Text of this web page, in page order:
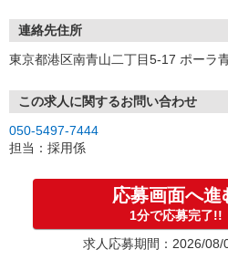
連絡先住所
東京都港区南青山二丁目5-17 ポーラ
この求人に関するお問い合わせ
050-5497-7444
担当：採用係
応募画面へ進
1分で応募完了!!
求人応募期間：2026/08/